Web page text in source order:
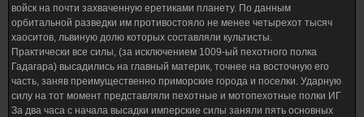
войск на почти захваченную еретиками планету. По данным
орбитальной разведки им противостояло не менее четырехот тысяч
хаоситов, львиную долю которых составляли культисты.
Практически все силы, (за исключением 1009-ый пехотного полка
Гадагара) высадились на главный материк, точнее на восточную его
часть, заняв преимущественно приморские города и поселки. Ударную
силу на тот момент представляли пехотные и мотопехотные полки ИГ
За два часа с начала высадки имперские силы заняли пять основных